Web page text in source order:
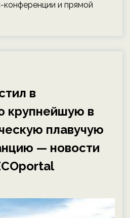
конференции и прямой
в
крупнейшую в
плавучую
— новости